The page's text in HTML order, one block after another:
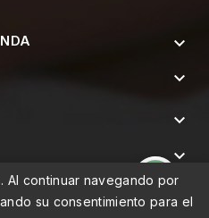


Al continuar navegando por
su consentimiento para el


